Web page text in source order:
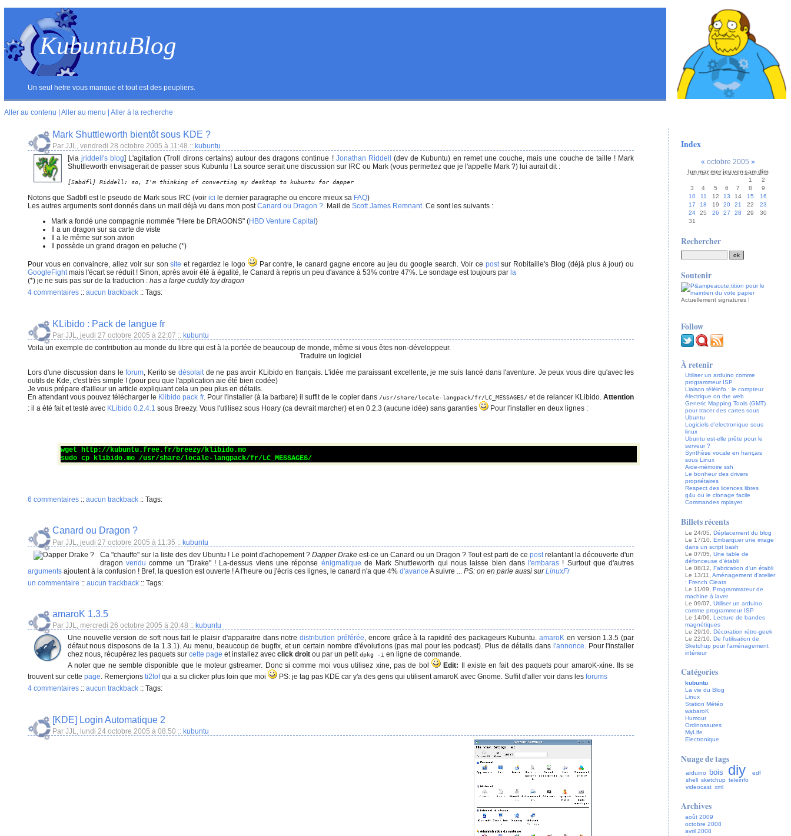
KubuntuBlog
Un seul hetre vous manque et tout est des peupliers.
Aller au contenu Aller au menu Aller à la recherche
Mark Shuttleworth bientôt sous KDE ?
Par JJL, vendredi 28 octobre 2005 à 11:48 :: kubuntu
[via jriddell's blog] L'agitation (Troll dirons certains) autour des dragons continue ! Jonathan Riddell
(dev de Kubuntu) en remet une couche, mais une couche de taille ! Mark
Shuttleworth envisagerait de passer sous Kubuntu ! La source serait une discussion sur IRC ou Mark (vous permettez que je l'appelle Mark ?) lui aurait dit :
[Sabdfl] Riddell: so, I'm thinking of converting my desktop to kubuntu for dapper
Notons que Sadbfl est le pseudo de Mark sous IRC (voir ici le dernier paragraphe ou encore mieux sa FAQ)
Les autres arguments sont donnés dans un mail déjà vu dans mon postCanard ou Dragon ?. Mail de Scott James Remnant. Ce sont les suivants :
Mark a fondé une compagnie nommée "Here be DRAGONS" (HBD Venture Capital )
Il a un dragon sur sa carte de viste
Il a le même sur son avion
Il possède un grand dragon en peluche (*)
Pour vous en convaincre, allez voir sur sonsite et regardez le logo Par contre, le canard gagne encore au jeu du google search. Voir ce postsur Robitaille's Blog (déjà plus à jour) ou
GoogleFightmais l'écart se réduit ! Sinon, après avoir été à égalité, le Canard à repris un peu d'avance à 53% contre 47%. Le sondage est toujours par la
(*) je ne suis pas sur de la traduction : has a large cuddly toy dragon
4 commentaires :: aucun trackback ::Tags:
KLibido : Pack de langue fr
Par JJL, jeudi 27 octobre 2005 à 22:07 :: kubuntu
Voila un exemple de contribution au monde du libre qui est à la portée de beaucoup de monde, même si vous êtes non-développeur.
Traduire un logiciel
Lors d'une discussion dans leforum, Kerito se désolaitde ne pas avoir KLibido en français. L'idée me paraissant excellente, je me suis lancé dans l'aventure. Je peux vous dire qu'avec les
outils de Kde, c'est très simple ! (pour peu que l'application aie été bien codée)
Je vous prépare d'ailleur un article expliquant cela un peu plus en détails.
En attendant vous pouvez télécharger le Klibido pack fr. Pour l'installer (à la barbare) il suffit de le copier dans /usr/share/locale-langpack/fr/LC_MESSAGES/ et de relancer KLibido.Attention
: il a été fait et testé avec KLibido 0.2.4.1 sous Breezy. Vous l'utilisez sous Hoary (ca devrait marcher) et en 0.2.3 (aucune idée) sans garanties Pour l'installer en deux lignes :
wget http://kubuntu.free.fr/breezy/klibido.mo
sudo cp klibido.mo /usr/share/locale-langpack/fr/LC_MESSAGES/
6 commentaires :: aucun trackback ::Tags:
Canard ou Dragon ?
Par JJL, jeudi 27 octobre 2005 à 11:35 :: kubuntu
Ca "chauffe" sur la liste des dev Ubuntu ! Le point d'achopement ? Dapper Drakeest-ce un Canard ou un Dragon ? Tout est parti de cepost relantant la découverte d'un
dragonvendu comme un "Drake" ! La-dessus viens une réponse énigmatique de Mark Shuttleworth qui nous laisse bien dansl'embaras ! Surtout que d'autres
argumentsajoutent à la confusion ! Bref, la question est ouverte ! A l'heure ou j'écris ces lignes, le canard n'a que 4% d'avance A suivre ... PS: on en parle aussi surLinuxFr
un commentaire :: aucun trackback ::Tags:
amaroK 1.3.5
Par JJL, mercredi 26 octobre 2005 à 20:48 :: kubuntu
Une nouvelle version de soft nous fait le plaisir d'apparaitre dans notredistribution préférée, encore grâce à la rapidité des packageurs Kubuntu. ​amaroK en version 1.3.5 (par
défaut nous disposons de la 1.3.1). Au menu, beaucoup de bugfix, et un certain nombre d'évolutions (pas mal pour les podcast). Plus de détails dans l'annonce. Pour l'installer
chez nous, récupérez les paquets sur cette page et installez avec click droitou par un petitdpkg -ien ligne de commande.
A noter que ne semble disponible que le moteur gstreamer. Donc si comme moi vous utilisez xine, pas de bol
Edit: Il existe en fait des paquets pour amaroK-xine. Ils se
trouvent sur cette page. Remerçions ti2tofqui a su clicker plus loin que moi PS: je tag pas KDE car y'a des gens qui utilisent amaroK avec Gnome. Suffit d'aller voir dans les forums
4 commentaires :: aucun trackback ::Tags:
[KDE] Login Automatique 2
Par JJL, lundi 24 octobre 2005 à 08:50 :: kubuntu
Index
« octobre 2005»
lun mar mer jeu ven sam dim
1
2
3
4 5 6 7 8
9
10
11 12 13 14 15
16
17
18 19 20 21 22
23
24
25 26 27 28 29
30
31
Rechercher
Soutenir
Actuellementsignatures !
Follow
À retenir
Utiliser un arduino comme
programmeur ISP
Liaison téléinfo : le compteur
électrique on the web
Generic Mapping Tools (GMT)
pour tracer des cartes sous
Ubuntu
Logiciels d'electronique sous
linux
Ubuntu est-elle prête pour le
serveur ?
Synthèse vocale en français
sous Linux
Aide-mémoire ssh
Le bonheur des drivers
propriétaires
Respect des licences libres
g4u ou le clonage facile
Commandes mplayer
Billets récents
Le 24/05,Déplacement du blog
Le 17/10,Embarquer une image
dans un script bash
Le 07/05,Une table de
défonceuse d'établi
Le 08/12,Fabrication d'un établi
Le 13/11,Aménagement d'atelier
: French Cleats
Le 11/09,Programmateur de
machine à laver
Le 09/07,Utiliser un arduino
comme programmeur ISP
Le 14/06,Lecture de bandes
magnétiques
Le 29/10,Décoration rétro-geek
Le 22/10,De l'utilisation de
Sketchup pour l'aménagement
intérieur
Catégories
kubuntu
La vie du Blog
Linux
Station Météo
wabaroK
Humour
Ordinosaures
MyLife
Electronique
Nuage de tags
arduino bois diy
edf
shell sketchup teleinfo
videocast xml
Archives
août 2009
octobre 2008
avril 2008